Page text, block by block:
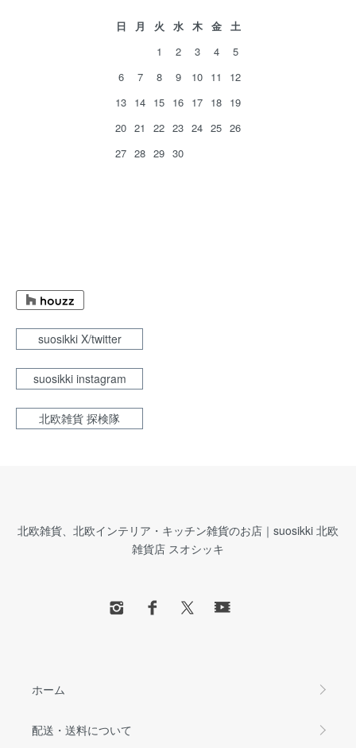
日 月 火 水 木 金
土
1
2 3 4
5
6
7 8 9 10 11
12
13 14 15 16 17 18 19
20 21 22 23 24 25 26
27 28 29 30
suosikki X/twitter
suosikki instagram
北欧雑貨 探検隊
北欧雑貨、北欧インテリア・キッチン雑貨のお店｜suosikki 北欧
雑貨店 スオシッキ
ホーム
配送・送料について